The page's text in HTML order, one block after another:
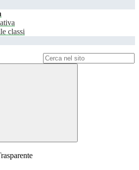
classi